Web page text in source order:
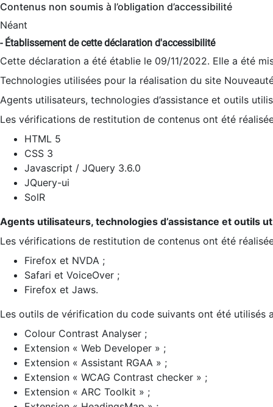
Contenus non soumis à l’obligation d’accessibilité
Néant
- Établissement de cette déclaration d'accessibilité
Cette déclaration a été établie le 09/11/2022. Elle a été
Technologies utilisées pour la réalisation du site
Agents utilisateurs, technologies d’assistance et outils
Les vérifications de restitution de contenus ont été
HTML 5
CSS 3
Javascript / JQuery 3.6.0
JQuery-ui
SolR
Agents utilisateurs, technologies d’assistance et outils
Les vérifications de restitution de contenus ont été
Firefox et NVDA ;
Safari et VoiceOver ;
Firefox et Jaws.
Les outils de vérification du code suivants ont été utilisés
Colour Contrast Analyser ;
Extension « Web Developer » ;
Extension « Assistant RGAA » ;
Extension « WCAG Contrast checker » ;
Extension « ARC Toolkit » ;